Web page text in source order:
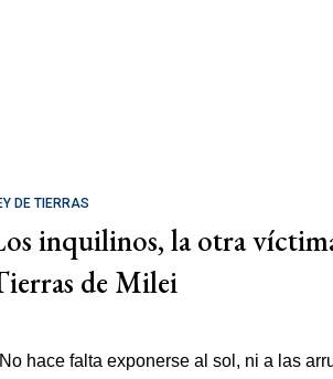
DE TIERRAS
inquilinos, la otra
de Milei